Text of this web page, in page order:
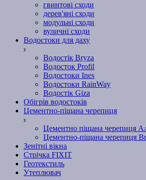
гвинтові сходи
дерев'яні сходи
модульні сходи
вуличні сходи
Водостоки для даху
Водостік Bryza
Водосток Profil
Водостоки Ines
Водостоки RainWay
Водостік Giza
Обігрів водостоків
Цементно-піщана черепиця
Цементно піщана черепиця
Цементно-піщана черепиця
Зенітні вікна
Стрічка FIXIT
Геотекстиль
Утеплювач